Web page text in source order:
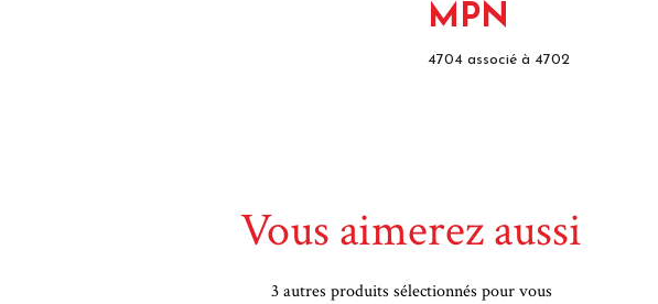
MPN
4704 associé à 4702
Vous aimerez aussi
3 autres produits sélectionnés pour vous